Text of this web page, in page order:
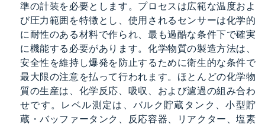
準の計装を必要とします。プロセスは広範な温度およ
び圧力範囲を特徴とし、使用されるセンサーは化学的
に耐性のある材料で作られ、最も過酷な条件下で確実
に機能する必要があります。化学物質の製造方法は、
安全性を維持し爆発を防止するために衛生的な条件で
最大限の注意を払って行われます。ほとんどの化学物
質の生産は、化学反応、吸収、および濾過の組み合わ
せです。レベル測定は、バルク貯蔵タンク、小型貯
蔵・バッファータンク、反応容器、リアクター、塩素